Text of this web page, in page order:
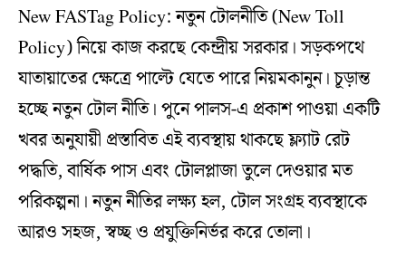
New FASTag Policy: নতুন টোলনীতি (New Toll
Policy) নিয়ে কাজ করছে কেন্দ্রীয় সরকার। সড়কপথে
যাতায়াতের ক্ষেত্রে পাল্টে যেতে পারে নিয়মকানুন। চূড়ান্ত
হচ্ছে নতুন টোল নীতি। পুনে পালস-এ প্রকাশ পাওয়া একটি
খবর অনুযায়ী প্রস্তাবিত এই ব্যবস্থায় থাকছে ফ্ল্যাট রেট
পদ্ধতি, বার্ষিক পাস এবং টোলপ্লাজা তুলে দেওয়ার মত
পরিকল্পনা। নতুন নীতির লক্ষ্য হল, টোল সংগ্রহ ব্যবস্থাকে
আরও সহজ, স্বচ্ছ ও প্রযুক্তিনির্ভর করে তোলা।